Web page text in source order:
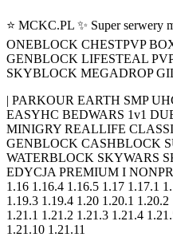
⭐ MCKC.PL ✨ Super
ONEBLOCK CHESTPVP
GENBLOCK LIFESTEAL
SKYBLOCK MEGADROP
| PARKOUR EARTH SMP
EASYHC BEDWARS 1v1
MINIGRY REALLIFE
GENBLOCK CASHBLOCK
WATERBLOCK SKYWARS
EDYCJA PREMIUM I
1.16 1.16.4 1.16.5 1.17 1.17.1
1.19.3 1.19.4 1.20 1.20.1
1.21.1 1.21.2 1.21.3 1.21.4
1.21.10 1.21.11